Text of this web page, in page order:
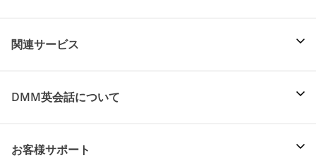
関連サービス
DMM英会話について
お客様サポート